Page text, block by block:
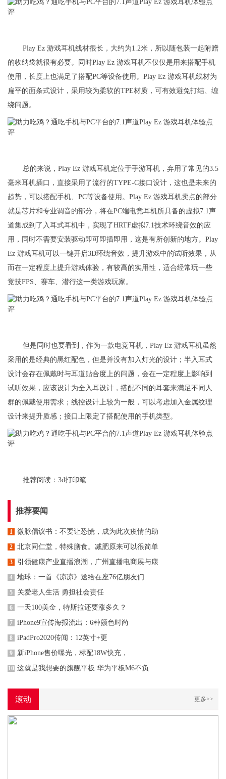
Play Ez 游戏耳机线材很长，大约为1.2米，所以随包装一起附赠
的收纳袋就很有必要。同时Play Ez 游戏耳机不仅仅是用来搭配手机
使用，长度上也满足了搭配PC等设备使用。Play Ez 游戏耳机线材为
扁平的面条式设计，采用较为柔软的TPE材质，可有效避免打结、缠
绕问题。
总的来说，Play Ez 游戏耳机定位于手游耳机，弃用了常见的3.5
毫米耳机插口，直接采用了流行的TYPE-C接口设计，这也是未来的
趋势，可以搭配手机、PC等设备使用。Play Ez 游戏耳机卖点的部分
就是芯片和专业调音的部分，将在PC端电竞耳机所具备的虚拟7.1声
道集成到了入耳式耳机中，实现了HRTF虚拟7.1技术环绕音效的应
用，同时不需要安装驱动即可即插即用，这是有所创新的地方。Play
Ez 游戏耳机可以一键开启3D环绕音效，提升游戏中的试听效果，从
而在一定程度上提升游戏体验，有较高的实用性，适合经常玩一些
竞技FPS、赛车、潜行这一类游戏玩家。
但是同时也要看到，作为一款电竞耳机，Play Ez 游戏耳机虽然
采用的是经典的黑红配色，但是并没有加入灯光的设计；半入耳式
设计会存在佩戴时与耳道贴合度上的问题，会在一定程度上影响到
试听效果，应该设计为全入耳设计，搭配不同的耳套来满足不同人
群的佩戴使用需求；线控设计上较为一般，可以考虑加入金属纹理
设计来提升质感；接口上限定了搭配使用的手机类型。
推荐阅读： 3d打印笔
推荐要闻
1 微脉倡议书：不要让恐慌，成为此次疫情的助
2 北京同仁堂，特殊膳食。减肥原来可以很简单
3 引领健康产业直播浪潮，广州直播电商展与康
4 地球：一首《凉凉》送给在座76亿朋友们
5 关爱老人生活 勇担社会责任
6 一天100美金，特斯拉还要涨多久？
7 iPhone9宣传海报流出：6种颜色时尚
8 iPadPro2020传闻：12英寸+更
9 新iPhone售价曝光，标配18W快充，
10 这就是我想要的旗舰平板 华为平板M6不负
滚动 更多>>